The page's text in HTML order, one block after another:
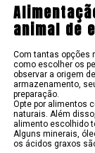
animal de
Com tantas opções
como escolher os
observar a origem
armazenamento,
preparação.
Opte por alimentos
naturais. Além
alimento escolhido
Alguns minerais,
os ácidos graxos